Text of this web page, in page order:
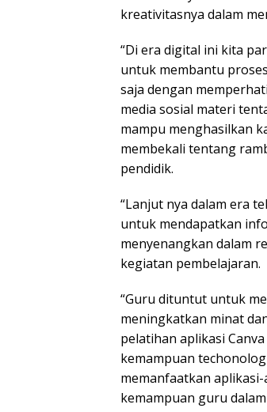
kreativitasnya dalam
“Di era digital ini kita
untuk membantu
saja dengan
media sosial materi
mampu menghasilkan
membekali tentang
pendidik.
“Lanjut nya dalam era
untuk mendapatkan
menyenangkan dalam
kegiatan pembelajaran.
“Guru dituntut untuk
meningkatkan minat
pelatihan aplikasi
kemampuan
memanfaatkan
kemampuan guru